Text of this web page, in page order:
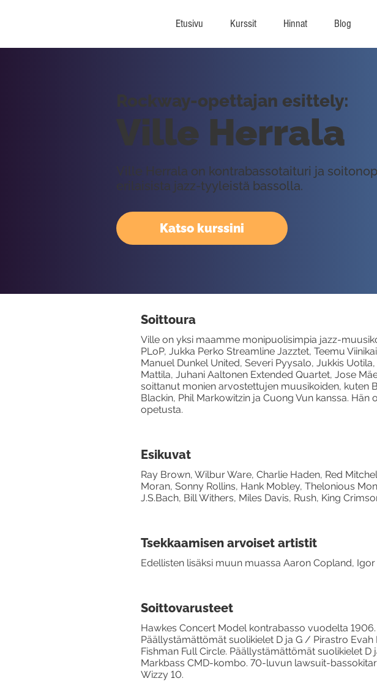
Etusivu Kurssit Hinnat Blog
Ville Herrala
Ville Herrala on kontrabassotaituri ja
erilaisista jazz-tyyleistä bassolla.
Rockway-opettajan esittely:
Katso kurssini
Soittoura
Ville on yksi maamme monipuolisimpia jazz-
PLoP, Jukka Perko Streamline Jazztet, Teemu
Manuel Dunkel United, Severi Pyysalo, Jukkis
Mattila, Juhani Aaltonen Extended Quartet, Jose
soittanut monien arvostettujen muusikoiden, kuten
Blackin, Phil Markowitzin ja Cuong Vun kanssa.
opetusta.
Esikuvat
Ray Brown, Wilbur Ware, Charlie Haden, Red
Moran, Sonny Rollins, Hank Mobley, Thelonious
J.S.Bach, Bill Withers, Miles Davis, Rush, King
Tsekkaamisen arvoiset artistit
Edellisten lisäksi muun muassa Aaron Copland,
Soittovarusteet
Hawkes Concert Model kontrabasso vuodelta
Päällystämättömät suolikielet D ja G / Pirastro
Fishman Full Circle. Päällystämättömät suolikielet
Markbass CMD-kombo. 70-luvun lawsuit-
Wizzy 10.